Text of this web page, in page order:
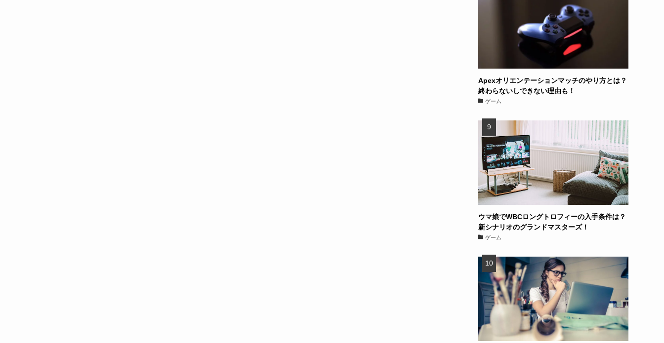
Apexオリエンテーションマッチのやり方とは？
終わらないしできない理由も！
ゲーム
ウマ娘でWBCロングトロフィーの入手条件は？
新シナリオのグランドマスターズ！
ゲーム